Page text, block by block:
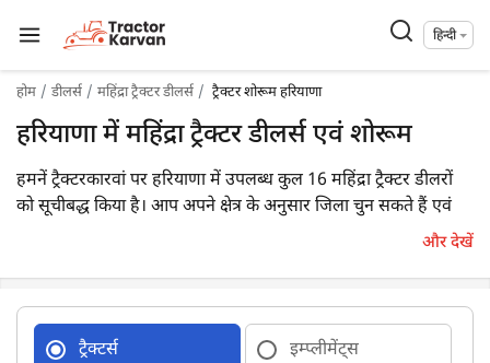
हिन्दी
होम डीलर्स महिंद्रा ट्रैक्टर डीलर्स ट्रैक्टर शोरूम हरियाणा
हरियाणा में महिंद्रा ट्रैक्टर डीलर्स एवं शोरूम
हमनें ट्रैक्टरकारवां पर हरियाणा में उपलब्ध कुल 16 महिंद्रा ट्रैक्टर डीलरों
को सूचीबद्ध किया है। आप अपने क्षेत्र के अनुसार जिला चुन सकते हैं एवं
और देखें
ट्रैक्टर्स इम्प्लीमेंट्स